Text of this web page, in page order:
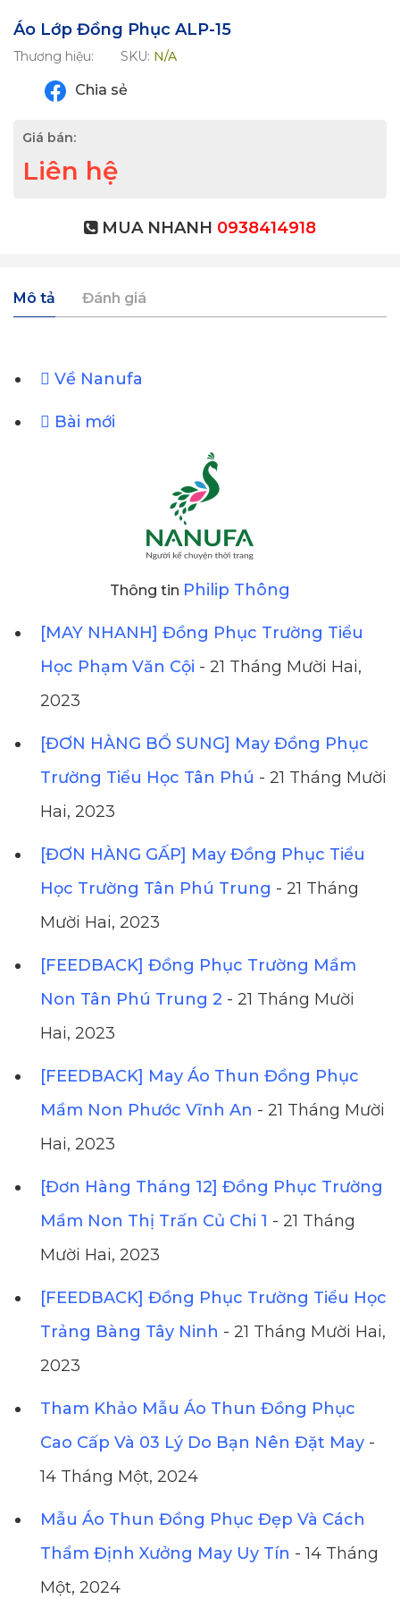
Áo Lớp Đồng Phục ALP-15
Thương hiệu: SKU: N/A
Chia sẻ
Giá bán:
Liên hệ
MUA NHANH 0938414918
Mô tả Đánh giá
Về Nanufa
Bài mới
Thông tin Philip Thông
[MAY NHANH] Đồng Phục Trường Tiểu
Học Phạm Văn Cội - 21 Tháng Mười Hai,
2023
[ĐƠN HÀNG BỔ SUNG] May Đồng Phục
Trường Tiểu Học Tân Phú - 21 Tháng Mười
Hai, 2023
[ĐƠN HÀNG GẤP] May Đồng Phục Tiểu
Học Trường Tân Phú Trung - 21 Tháng
Mười Hai, 2023
[FEEDBACK] Đồng Phục Trường Mầm
Non Tân Phú Trung 2 - 21 Tháng Mười
Hai, 2023
[FEEDBACK] May Áo Thun Đồng Phục
Mầm Non Phước Vĩnh An - 21 Tháng Mười
Hai, 2023
[Đơn Hàng Tháng 12] Đồng Phục Trường
Mầm Non Thị Trấn Củ Chi 1 - 21 Tháng
Mười Hai, 2023
[FEEDBACK] Đồng Phục Trường Tiểu Học
Trảng Bàng Tây Ninh - 21 Tháng Mười Hai,
2023
Tham Khảo Mẫu Áo Thun Đồng Phục
Cao Cấp Và 03 Lý Do Bạn Nên Đặt May -
14 Tháng Một, 2024
Mẫu Áo Thun Đồng Phục Đẹp Và Cách
Thẩm Định Xưởng May Uy Tín - 14 Tháng
Một, 2024